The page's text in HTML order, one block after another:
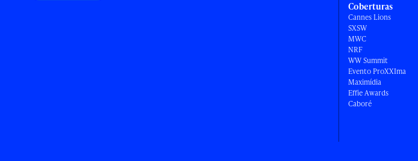
Coberturas
Cannes Lions
SXSW
MWC
NRF
WW Summit
Evento ProXXIma
Maximídia
Effie Awards
Caboré